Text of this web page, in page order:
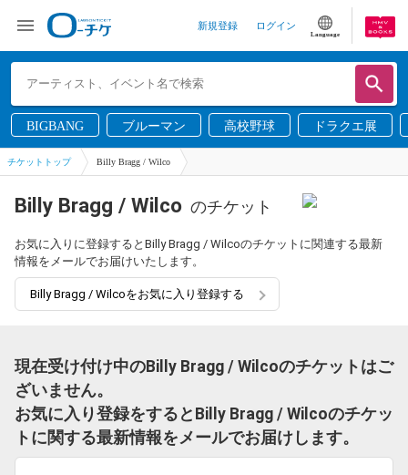
新規登録 ログイン
Language
BIGBANG ブルーマン 高校野球 ドラクエ展
チケットトップ Billy Bragg / Wilco
Billy Bragg / Wilco のチケット
お気に入りに登録するとBilly Bragg / Wilcoのチケットに関連する最新
情報をメールでお届けいたします。
Billy Bragg / Wilcoをお気に入り登録する
現在受け付け中のBilly Bragg / Wilcoのチケットはご
ざいません。
お気に入り登録をするとBilly Bragg / Wilcoのチケッ
トに関する最新情報をメールでお届けします。